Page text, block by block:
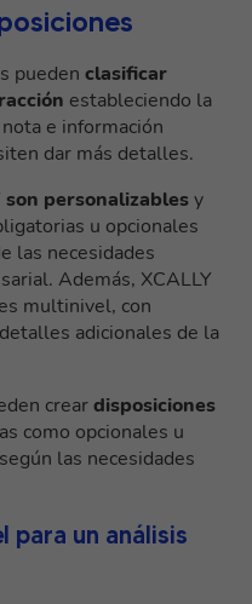
pueden clasificar
estableciendo la
e información
dar más detalles.
son personalizablesy
u opcionales
las necesidades
Además, XCALLY
multinivel, con
adicionales de la
creardisposiciones
como opcionales u
las necesidades
para un análisis